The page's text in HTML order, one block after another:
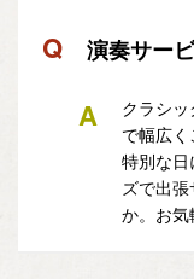
Q 演奏サー
A
クラシ
で幅広く
特別な日
ズで出
か。お気